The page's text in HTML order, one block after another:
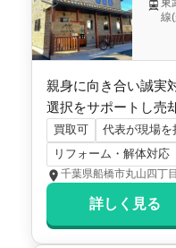
3,800
千葉県鎌ヶ谷市東道野
階数:2階
土地面積:
122㎡
株式会社ヒロリアルエス
3,600
東
線
親身に向き合い誠実
選択をサポートし売
買取可 代表が現場を
リフォーム・解体対応
千葉県船橋市丸山四丁
詳しく見る